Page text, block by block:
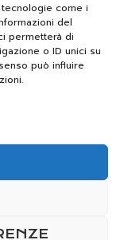
come i
del
permetterà di
o ID unici su
può influire
relative agli